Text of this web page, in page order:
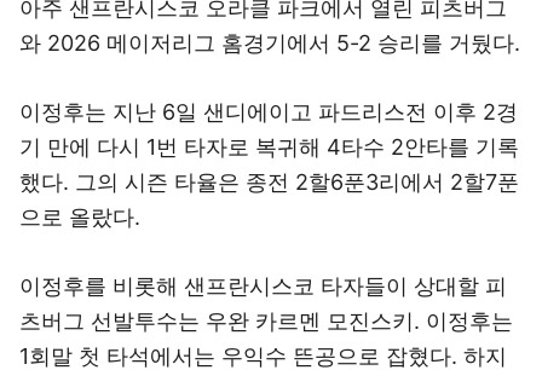
아주 샌프란시스코 오라클 파크에서 열린 피츠버그
와 2026 메이저리그 홈경기에서 5-2 승리를 거뒀다.
이정후는 지난 6일 샌디에이고 파드리스전 이후 2경
기 만에 다시 1번 타자로 복귀해 4타수 2안타를 기록
했다. 그의 시즌 타율은 종전 2할6푼3리에서 2할7푼
으로 올랐다.
이정후를 비롯해 샌프란시스코 타자들이 상대할 피
츠버그 선발투수는 우완 카르멘 모진스키. 이정후는
1회말 첫 타석에서는 우익수 뜬공으로 잡혔다. 하지